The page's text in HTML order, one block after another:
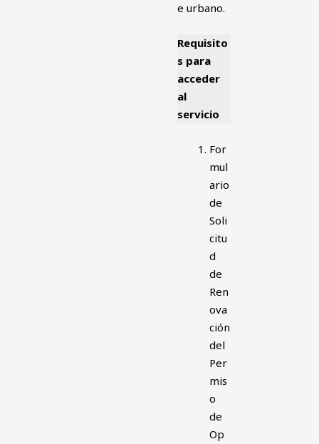
e urbano.
Requisito
s para
acceder
al
servicio
For
mul
ario
de
Soli
citu
d
de
Ren
ova
ción
del
Per
mis
o
de
Op